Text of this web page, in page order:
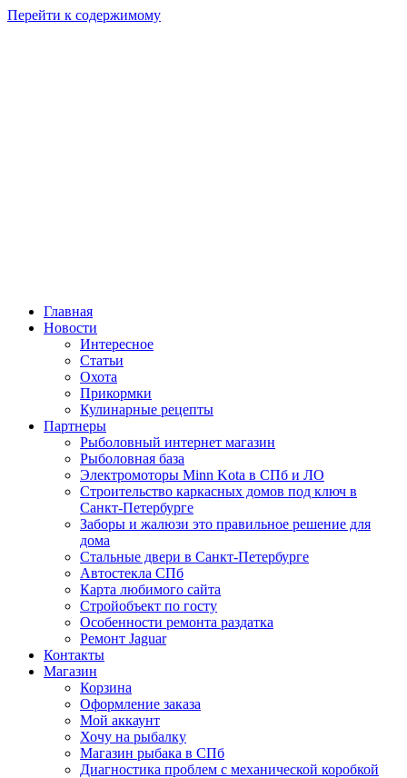
Перейти к содержимому
Главная
Новости
Интересное
Статьи
Охота
Прикормки
Кулинарные рецепты
Партнеры
Рыболовный интернет магазин
Рыболовная база
Электромоторы Minn Kota в СПб и ЛО
Строительство каркасных домов под ключ в
Санкт-Петербурге
Заборы и жалюзи это правильное решение для
дома
Стальные двери в Санкт-Петербурге
Автостекла СПб
Карта любимого сайта
Стройобъект по госту
Особенности ремонта раздатка
Ремонт Jaguar
Контакты
Магазин
Корзина
Оформление заказа
Мой аккаунт
Хочу на рыбалку
Магазин рыбака в СПб
Диагностика проблем с механической коробкой